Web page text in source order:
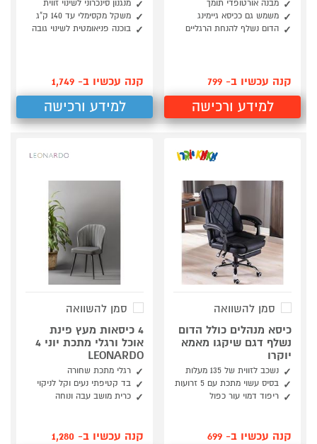
מבנה אורטופדי תומך
משמש גם ככיסא גיימינג
הדום נשלף להנחת הרגליים
קנה עכשיו ב- 799
למידע ורכישה
מנגנון סינכרוני לשינוי זווית
משקל מקסימלי עד 140 ק"ג
בוכנה פניאומטית לשינוי גובה
קנה עכשיו ב- 1,749
למידע ורכישה
סמן להשוואה
כיסא מנהלים כולל הדום
נשלף דגם שיקגו מאמא
יוקרו
נשכב לזווית של 135 מעלות
בסיס עשוי מתכת עם 5 זרועות
ריפוד דמוי עור כפול
קנה עכשיו ב- 699
סמן להשוואה
4 כיסאות מעץ פינת
אוכל ורגלי מתכת יוני 4
LEONARDO
רגלי מתכת שחורה
בד קטיפתי נעים וקל לניקוי
כרית מושב עבה ונוחה
קנה עכשיו ב- 1,280